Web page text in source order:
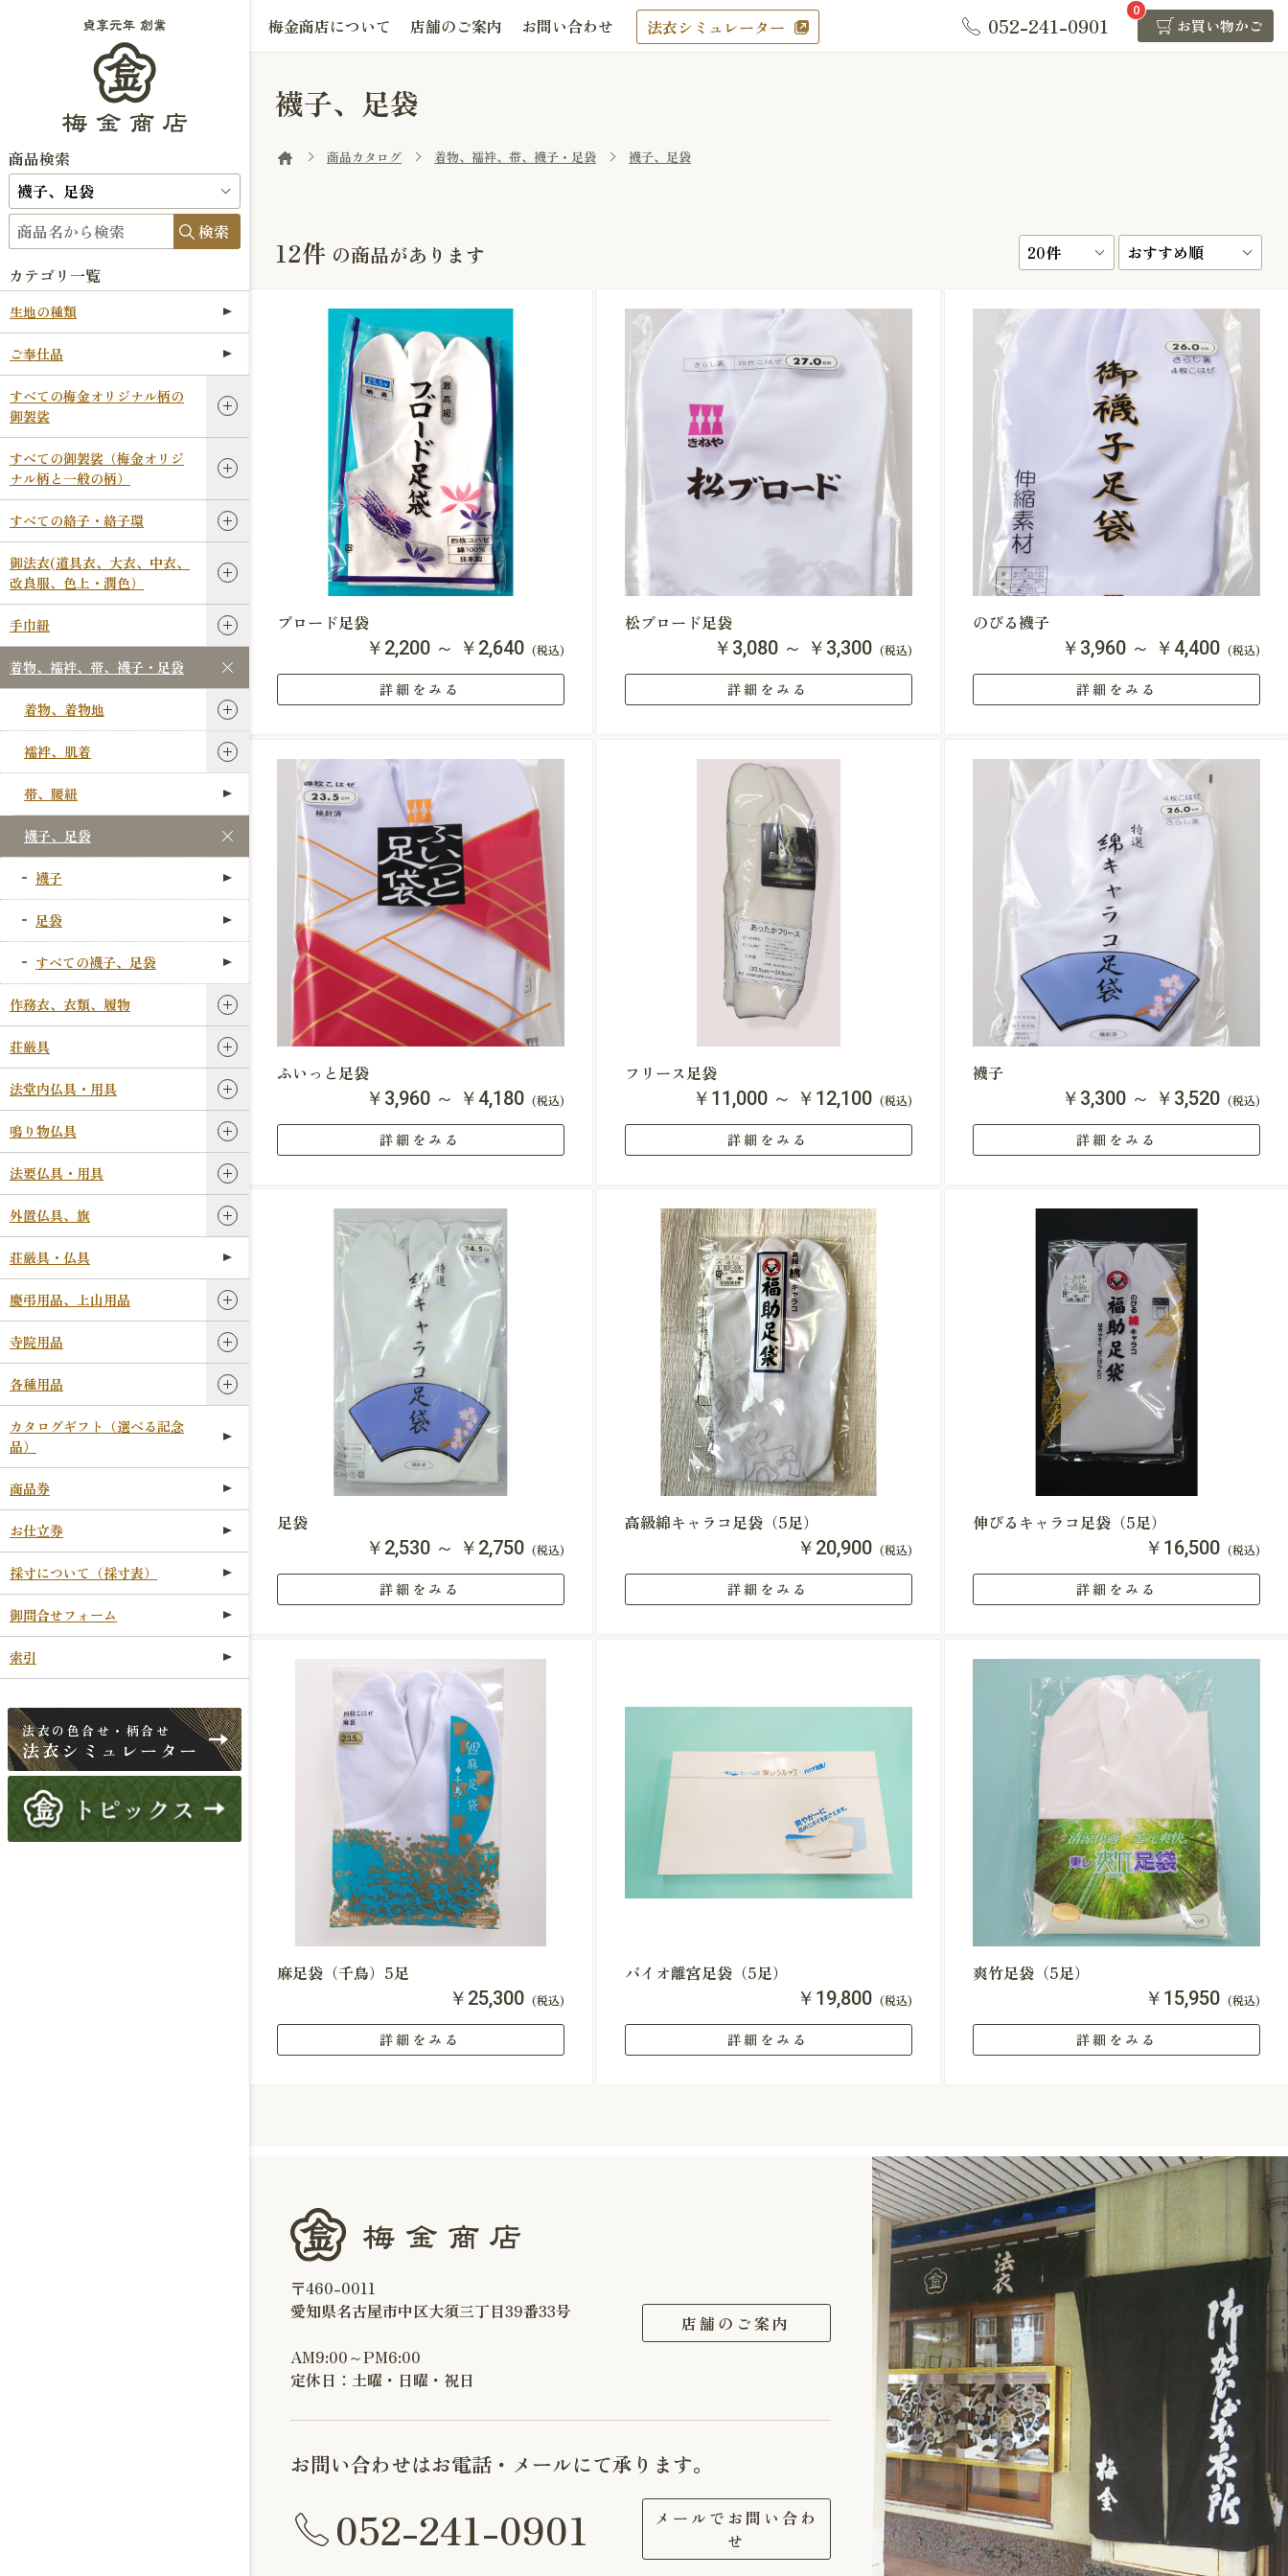
商品検索
検索
カテゴリ一覧
生地の種類
ご奉仕品
すべての梅金オリジナル柄の
御袈裟
すべての御袈裟（梅金オリジ
ナル柄と一般の柄）
すべての絡子・絡子環
御法衣(道具衣、大衣、中衣、
改良服、色上・潤色）
手巾紐
着物、襦袢、帯、襪子・足袋
着物、着物地
襦袢、肌着
帯、腰紐
襪子、足袋
襪子
足袋
すべての襪子、足袋
作務衣、衣類、履物
荘厳具
法堂内仏具・用具
鳴り物仏具
法要仏具・用具
外置仏具、旗
荘厳具・仏具
慶弔用品、上山用品
寺院用品
各種用品
カタログギフト（選べる記念
品）
商品券
お仕立券
採寸について（採寸表）
御問合せフォーム
索引
梅金商店について 店舗のご案内 お問い合わせ 法衣シミュレーター
法衣の色合せ・柄合せ
法衣シミュレーター
052-241-0901 お買い物かご
0
襪子、足袋
商品カタログ 着物、襦袢、帯、襪子・足袋 襪子、足袋
12件 の商品があります
ブロード足袋
￥2,200 ～ ￥2,640 (税込)
詳細をみる
松ブロード足袋
￥3,080 ～ ￥3,300 (税込)
詳細をみる
のびる襪子
￥3,960 ～ ￥4,400 (税込)
詳細をみる
ふいっと足袋
￥3,960 ～ ￥4,180 (税込)
詳細をみる
フリース足袋
￥11,000 ～ ￥12,100 (税込)
詳細をみる
襪子
￥3,300 ～ ￥3,520 (税込)
詳細をみる
足袋
￥2,530 ～ ￥2,750 (税込)
詳細をみる
高級綿キャラコ足袋（5足）
￥20,900 (税込)
詳細をみる
伸びるキャラコ足袋（5足）
￥16,500 (税込)
詳細をみる
麻足袋（千鳥）5足
￥25,300 (税込)
詳細をみる
バイオ離宮足袋（5足）
￥19,800 (税込)
詳細をみる
爽竹足袋（5足）
￥15,950 (税込)
詳細をみる
〒460-0011
愛知県名古屋市中区大須三丁目39番33号
AM9:00～PM6:00
定休日：土曜・日曜・祝日
店舗のご案内
お問い合わせはお電話・メールにて承ります。
052-241-0901
メールでお問い合わ
せ